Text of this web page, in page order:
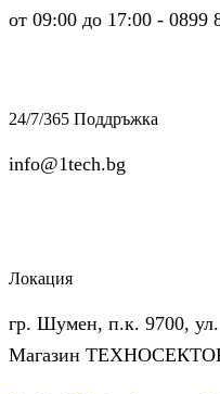
от 09:00 до 17:00 - 0899
24/7/365 Поддръжка
info@1tech.bg
Локация
гр. Шумен, п.к. 9700,
Магазин